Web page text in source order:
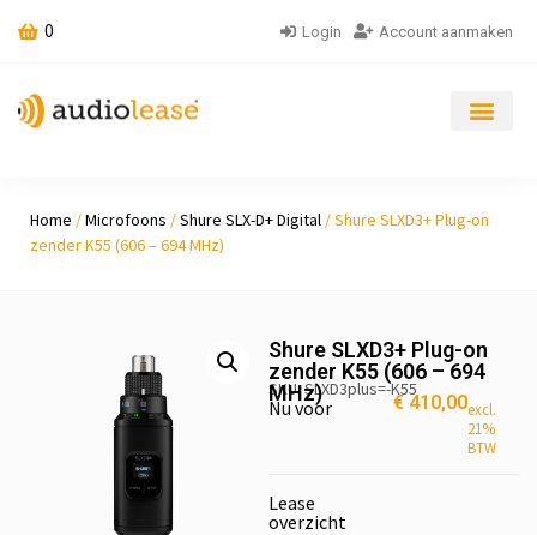
0 Login Account aanmaken
Home /Microfoons /Shure SLX-D+ Digital / Shure SLXD3+ Plug-on
zender K55 (606 – 694 MHz)
Shure SLXD3+ Plug-on
zender K55 (606 – 694
MHz)
SKU: SLXD3plus=-K55
Nu voor €410,00excl.
21%
BTW
Lease
overzicht